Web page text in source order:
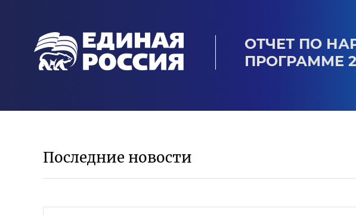
ОТЧЕТ ПО
ПРОГРАММЕ
Последние новости